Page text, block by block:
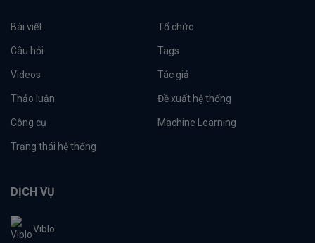
Bài viết Tổ chức
Câu hỏi Tags
Videos Tác giả
Thảo luận Đề xuất hệ thống
Công cụ Machine Learning
Trạng thái hệ thống
DỊCH VỤ
Viblo